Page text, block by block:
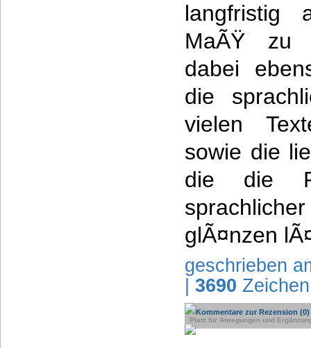
langfristig
MaÃŸ zu
dabei
die
vielen
sowie die
die die
glÃ¤nzen
geschrieben
3690 Zeichen
Kommentare zur Rezension (0)
Platz für Anregungen und